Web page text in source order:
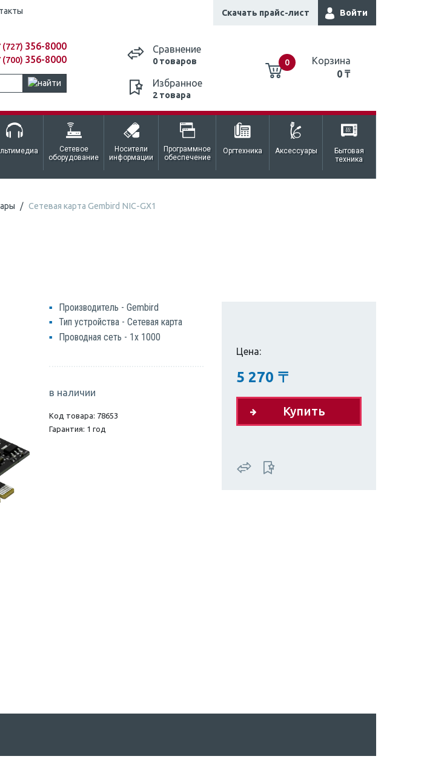
Скачать прайс-лист Войти
(727) 356-8000
(700) 356-8000
Сравнение
0 товаров
Избранное
2 товара
0
Корзина
0 ₸
0 ₸
Сетевое
оборудование
Носители
информации
Программное
обеспечение
Оргтехника Аксессуары
Бытовая
техника
Сетевая карта Gembird NIC-GX1
Производитель - Gembird
Тип устройства - Сетевая карта
Проводная сеть - 1x 1000
в наличии
Код товара: 78653
Гарантия: 1 год
Цена:
5 270 〒
Купить